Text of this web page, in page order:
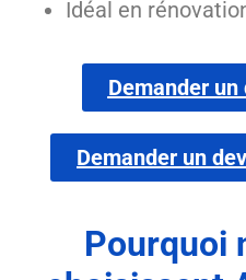
Idéal en
Demander
Demander un
Pourquoi